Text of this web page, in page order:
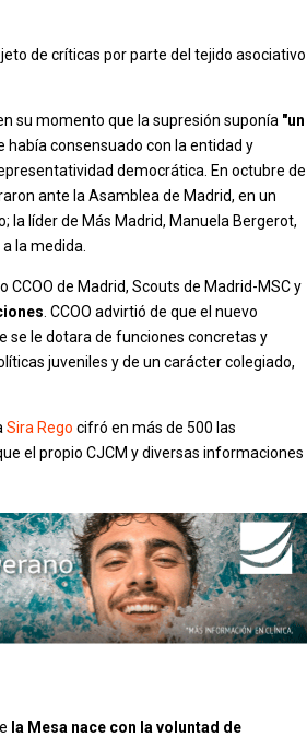
de críticas por parte del tejido asociativo
su momento que la supresión suponía "un
había consensuado con la entidad y
democrática. En octubre de
ante la Asamblea de Madrid, en un
la líder de Más Madrid, Manuela Bergerot,
la medida.
de Madrid, Scouts de Madrid-MSC y
. CCOO advirtió de que el nuevo
se le dotara de funciones concretas y
juveniles y de un carácter colegiado,
Sira Rego cifró en más de 500 las
el propio CJCM y diversas informaciones
la Mesa nace con la voluntad de